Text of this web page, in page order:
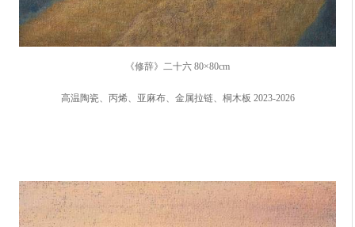
《修辞》二十六 80×80cm
高温陶瓷、丙烯、亚麻布、金属拉链、桐木板 2023-2026